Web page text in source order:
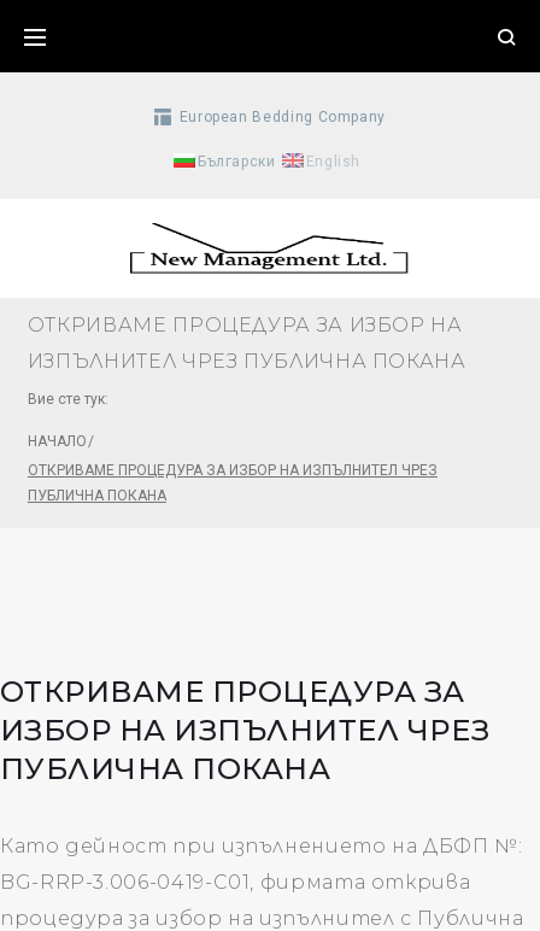
Еuropean Bedding Company
Български English
OТКРИВАМЕ ПРОЦЕДУРА ЗА ИЗБОР НА
ИЗПЪЛНИТЕЛ ЧРЕЗ ПУБЛИЧНА ПОКАНА
Вие сте тук:
НАЧАЛО/
OТКРИВАМЕ ПРОЦЕДУРА ЗА ИЗБОР НА ИЗПЪЛНИТЕЛ ЧРЕЗ
ПУБЛИЧНА ПОКАНА
OТКРИВАМЕ ПРОЦЕДУРА ЗА
ИЗБОР НА ИЗПЪЛНИТЕЛ ЧРЕЗ
ПУБЛИЧНА ПОКАНА
Като дейност при изпълнението на ДБФП №:
BG-RRP-3.006-0419-C01, фирмата открива
процедура за избор на изпълнител с Публична